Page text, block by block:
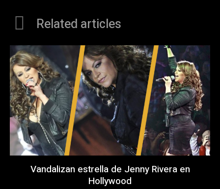
Related articles
Vandalizan estrella de Jenny Rivera en
Hollywood